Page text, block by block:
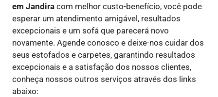
em Jandira com melhor custo-benefício, você pode
esperar um atendimento amigável, resultados
excepcionais e um sofá que parecerá novo
novamente. Agende conosco e deixe-nos cuidar dos
seus estofados e carpetes, garantindo resultados
excepcionais e a satisfação dos nossos clientes,
conheça nossos outros serviços através dos links
abaixo: